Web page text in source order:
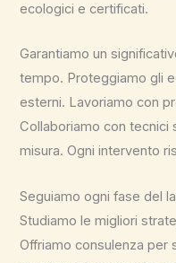
ecologici e certificati.
Garantiamo un
tempo. Proteggiamo gli
esterni. Lavoriamo con
Collaboriamo con tecnici
misura. Ogni intervento
Seguiamo ogni fase del
Studiamo le migliori
Offriamo consulenza per